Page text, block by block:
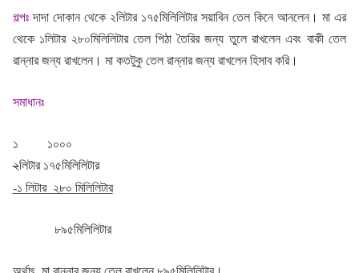
গল্পঃদাদা দোকান থেকে ২লিটার ১৭৫মিলিলিটার সয়াবিন তেল কিনে আনলেন। মা এর
থেকে ১লিটার ২৮০মিলিলিটার তেল পিঠা তৈরির জন্য তুলে রাখলেন এবং বাকী তেল
রান্নার জন্য রাখলেন। মা কতটুকু তেল রান্নার জন্য রাখলেন হিসাব করি।
সমাধানঃ
১ ১০০০
২লিটার ১৭৫মিলিলিটার
-১ লিটার ২৮০ মিলিলিটার
৮৯৫মিলিলিটার